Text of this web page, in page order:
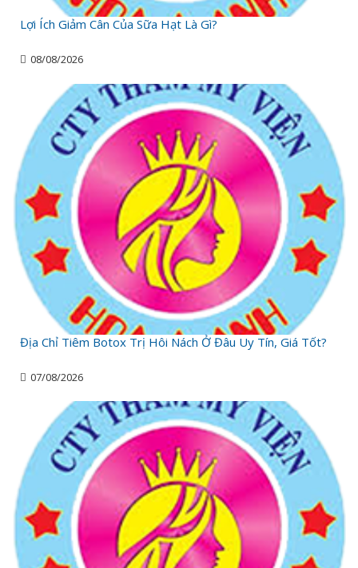
Lợi Ích Giảm Cân Của Sữa Hạt Là Gì?
08/08/2026
Địa Chỉ Tiêm Botox Trị Hôi Nách Ở Đâu Uy Tín, Giá Tốt?
07/08/2026